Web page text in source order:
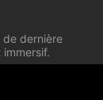
dernière